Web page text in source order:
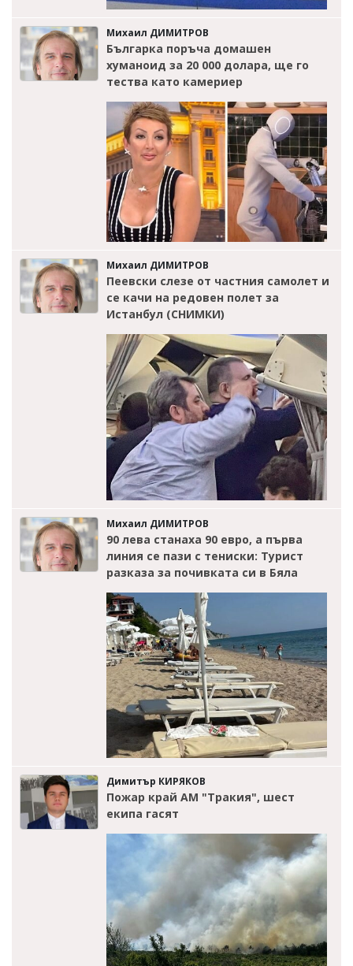
Михаил ДИМИТРОВ
Българка поръча домашен
хуманоид за 20 000 долара, ще го
тества като камериер
Михаил ДИМИТРОВ
Пеевски слезе от частния самолет и
се качи на редовен полет за
Истанбул (СНИМКИ)
Михаил ДИМИТРОВ
90 лева станаха 90 евро, а първа
линия се пази с тениски: Турист
разказа за почивката си в Бяла
Димитър КИРЯКОВ
Пожар край АМ "Тракия", шест
екипа гасят